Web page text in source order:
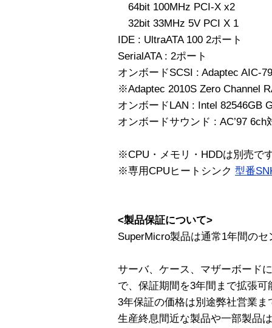
64bit 100MHz PCI-X x2
32bit 33MHz 5V PCI X 1
IDE : UltraATA 100 2ポート
SerialATA : 2ポート
オンボードSCSI : Adaptec AIC-
※Adaptec 2010S Zero Channel
オンボードLAN : Intel 82546GB
オンボードサウンド : AC’97 6ch
※CPU・メモリ・HDDは別売で
※専用CPUヒートシンク 型番
<製品保証について>
SuperMicro製品は通常1年間の
サーバ、ケース、マザーボード
で、保証期間を3年間まで拡張可
3年保証の価格は別途弊社営業
生産終息間近な製品や一部製品